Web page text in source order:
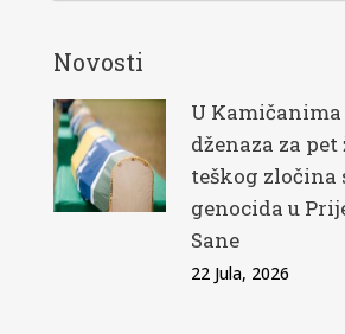
Novosti
U
dženaza za
teškog zločina
genocida u
Sane
22 Jula, 2026